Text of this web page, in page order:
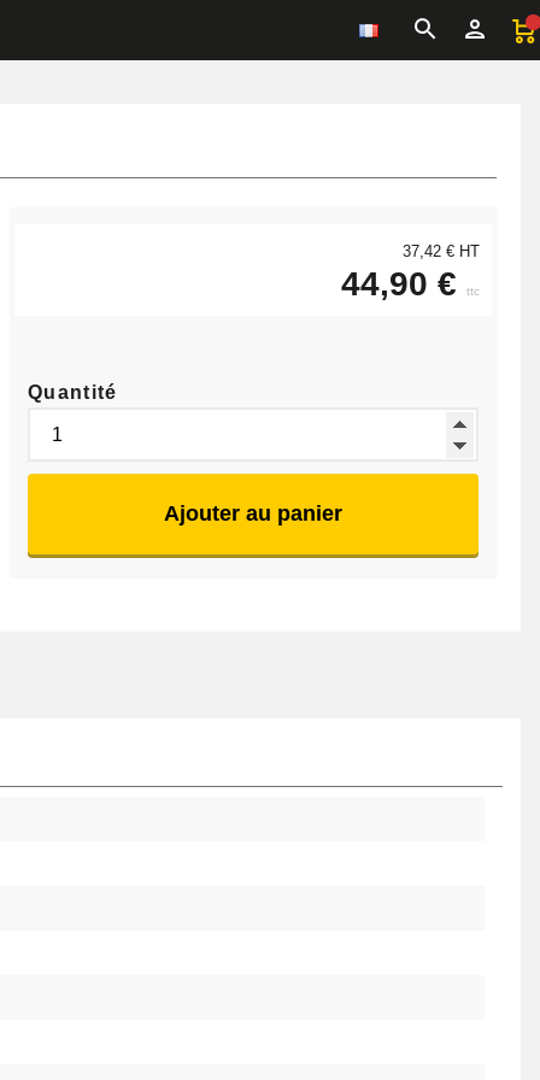
37,42 € HT
44,90 € ttc
Quantité
Ajouter au panier